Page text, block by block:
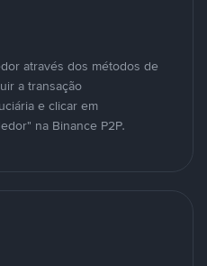
através dos métodos de
a transação
e clicar em
na Binance P2P.